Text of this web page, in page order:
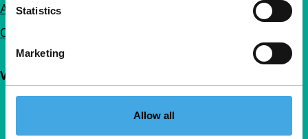
Statistics
Marketing
Allow all
Adverteren
Contact
Volg IFFR